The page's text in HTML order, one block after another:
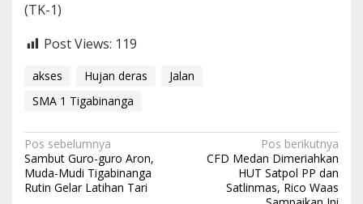
(TK-1)
Post Views: 119
akses Hujan deras
Jalan
SMA 1 Tigabinanga
N
a
v
Pos sebelumnya
Sambut Guro-guro Aron,
Muda-Mudi Tigabinanga
Rutin Gelar Latihan Tari
Pos berikutnya
CFD Medan Dimeriahkan
HUT Satpol PP dan
Satlinmas, Rico Waas